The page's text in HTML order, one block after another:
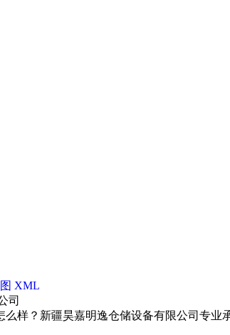
XML
司
样？新疆昊嘉明逸仓储设备有限公司专业